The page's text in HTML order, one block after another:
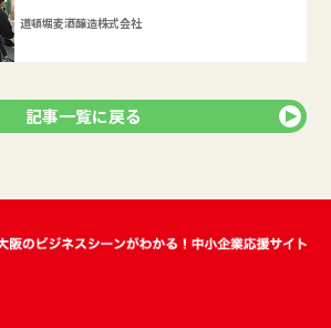
道頓堀麦酒醸造株式会社
記事一覧に戻る